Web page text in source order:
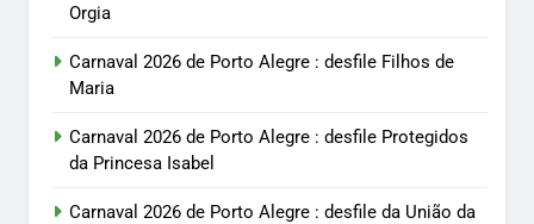
Orgia
Carnaval 2026 de Porto Alegre : desfile Filhos de
Maria
Carnaval 2026 de Porto Alegre : desfile Protegidos
da Princesa Isabel
Carnaval 2026 de Porto Alegre : desfile da União da